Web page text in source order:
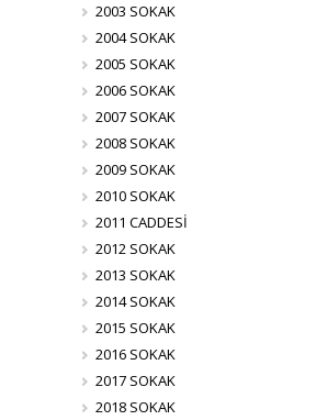
2003 SOKAK
2004 SOKAK
2005 SOKAK
2006 SOKAK
2007 SOKAK
2008 SOKAK
2009 SOKAK
2010 SOKAK
2011 CADDESİ
2012 SOKAK
2013 SOKAK
2014 SOKAK
2015 SOKAK
2016 SOKAK
2017 SOKAK
2018 SOKAK